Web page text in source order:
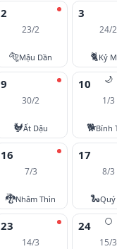
2
23/2
🐅Mậu Dần
3
24/2
🐈Kỷ
9
30/2
🐓Ất Dậu
🌙
10
1/3
🐕Bính
16
7/3
🐉Nhâm Thìn
17
8/3
🐍Quý
23
14/3
🌕
24
15/3